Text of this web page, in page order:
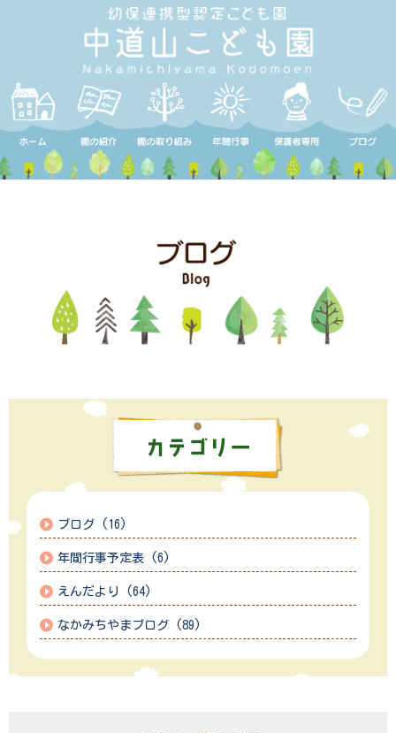
ブログ (16)
年間行事予定表 (6)
えんだより (64)
なかみちやまブログ (89)